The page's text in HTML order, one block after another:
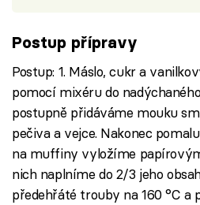
Postup přípravy
Postup: 1. Máslo, cukr a
pomocí mixéru do
postupně přidáváme mouku
pečiva a vejce. Nakonec
na muffiny vyložíme
nich naplníme do 2/3 jeho
předehřáté trouby na 160 °C a